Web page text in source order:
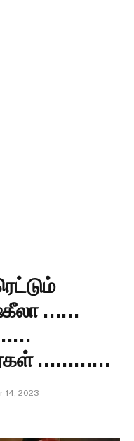
……
…………
14, 2023